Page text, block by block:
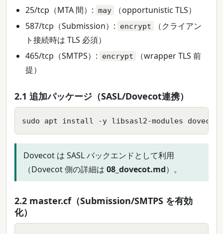
25/tcp（MTA 間）: may
（opportunistic TLS）
587/tcp（Submission）:
encrypt
（クライアン
ト接続時は TLS 必須）
465/tcp（SMTPS）:
encrypt
（wrapper TLS 前
提）
2.1 追加パッケージ（SASL/Dovecot連携）
sudo apt install -y libsasl2-modules dovecot-
Dovecot は SASL バックエンドとして利用
（Dovecot 側の詳細は 08_dovecot.md）。
2.2 master.cf（Submission/SMTPS を有効
化）